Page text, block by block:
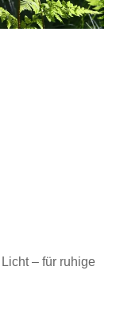
– für ruhige